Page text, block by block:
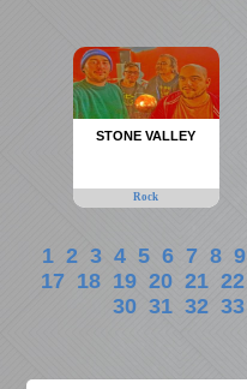
STONE VALLEY
Rock
1 2 3 4 5 6 7 8 9
17 18 19 20 21 22
30 31 32 33